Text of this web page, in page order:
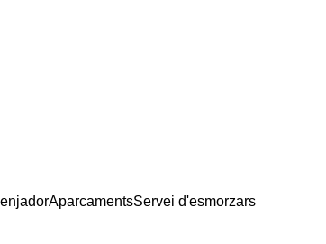
AparcamentsServei d'esmorzars